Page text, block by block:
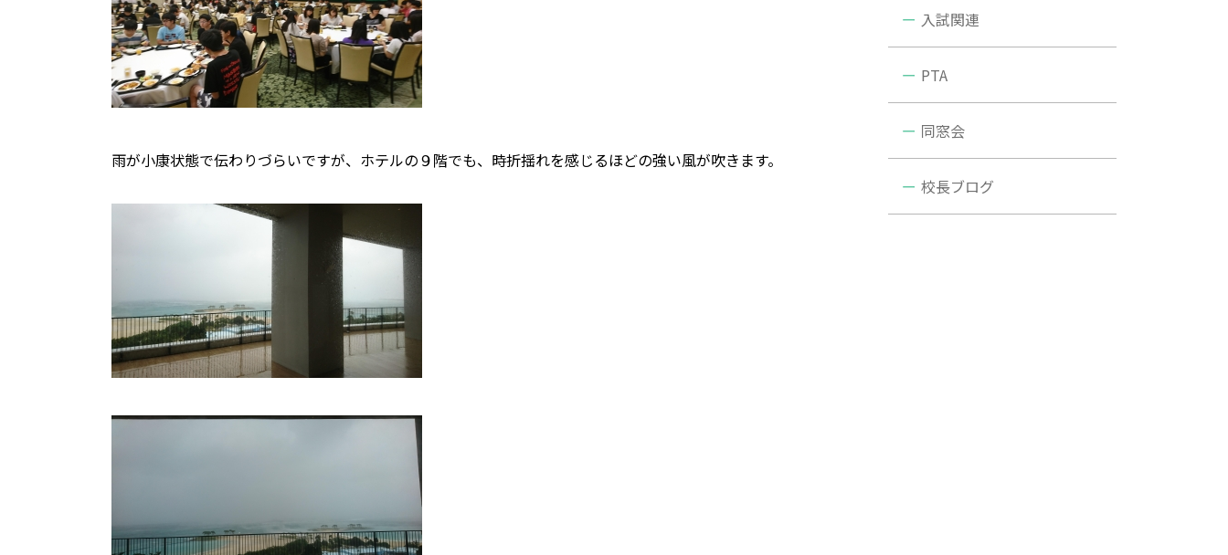
雨が小康状態で伝わりづらいですが、ホテルの９階でも、時折揺れを感じるほどの強い風が吹きます。
入試関連
PTA
同窓会
校長ブログ